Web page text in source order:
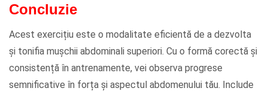
Concluzie
Acest exercițiu este o modalitate eficientă de a dezvolta
și tonifia mușchii abdominali superiori. Cu o formă corectă și
consistență în antrenamente, vei observa progrese
semnificative în forța și aspectul abdomenului tău. Include